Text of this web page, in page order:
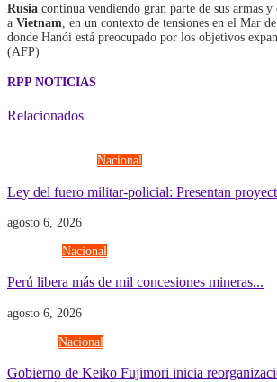
Rusia continúa vendiendo gran parte de sus armas
a Vietnam , en un contexto de tensiones en el Mar
donde Hanói está preocupado por los objetivos
(AFP)
RPP NOTICIAS
Relacionados
Nacional
Ley del fuero militar-policial: Presentan
agosto 6, 2026
Nacional
Perú libera más de mil concesiones mineras...
agosto 6, 2026
Nacional
Gobierno de Keiko Fujimori inicia